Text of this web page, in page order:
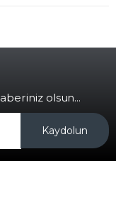
olsun...
Kaydolun